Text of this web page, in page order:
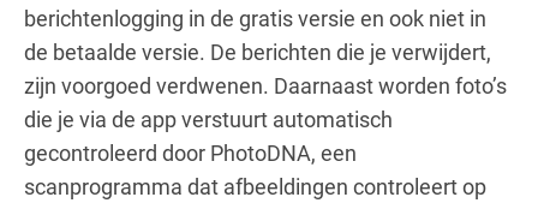
berichtenlogging in de gratis versie en ook niet in
de betaalde versie. De berichten die je verwijdert,
zijn voorgoed verdwenen. Daarnaast worden foto’s
die je via de app verstuurt automatisch
gecontroleerd door PhotoDNA, een
scanprogramma dat afbeeldingen controleert op